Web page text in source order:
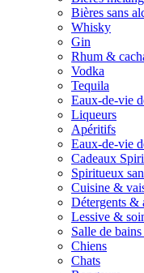
Bières sans
Whisky
Gin
Rhum &
Vodka
Tequila
Eaux-de-vie
Liqueurs
Apéritifs
Eaux-de-vie
Cadeaux
Spiritueux
Cuisine &
Détergents &
Lessive &
Salle de
Chiens
Chats